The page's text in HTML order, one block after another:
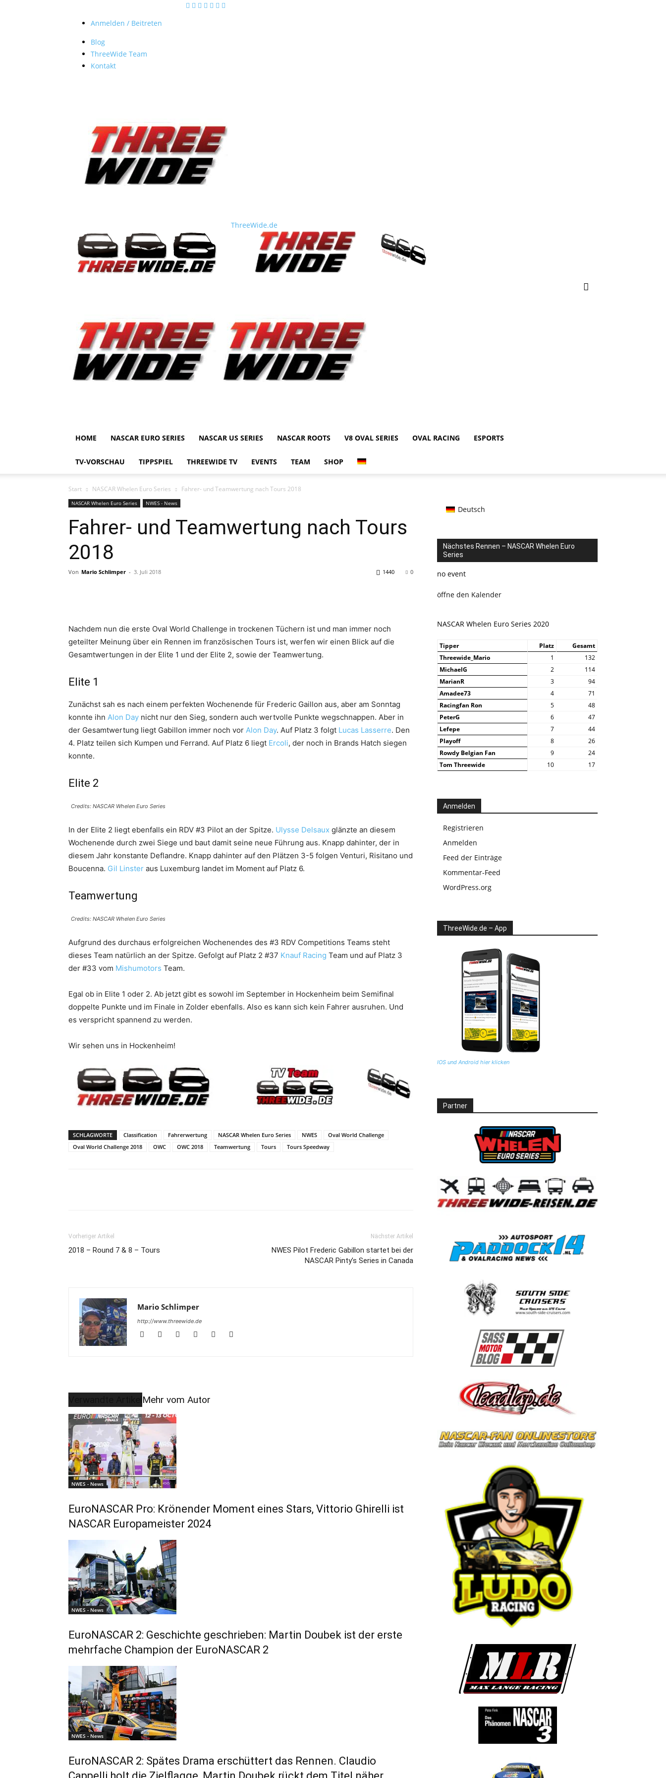
Anmelden / Beitreten
Blog
ThreeWide Team
Kontakt
ThreeWide.de
HOME NASCAR EURO SERIES NASCAR US SERIES NASCAR ROOTS V8 OVAL SERIES OVAL RACING ESPORTS
TV-VORSCHAU TIPPSPIEL THREEWIDE TV EVENTS TEAM SHOP
Start NASCAR Whelen Euro Series Fahrer- und Teamwertung nach Tours 2018
NASCAR Whelen Euro Series NWES - News
Fahrer- und Teamwertung nach Tours
2018
Von Mario Schlimper - 3. Juli 2018 0
1440
Nachdem nun die erste Oval World Challenge in trockenen Tüchern ist und man immer noch
geteilter Meinung über ein Rennen im französischen Tours ist, werfen wir einen Blick auf die
Gesamtwertungen in der Elite 1 und der Elite 2, sowie der Teamwertung.
Elite 1
Zunächst sah es nach einem perfekten Wochenende für Frederic Gaillon aus, aber am Sonntag
konnte ihn Alon Day nicht nur den Sieg, sondern auch wertvolle Punkte wegschnappen. Aber in
der Gesamtwertung liegt Gabillon immer noch vor Alon Day. Auf Platz 3 folgt Lucas Lasserre. Den
4. Platz teilen sich Kumpen und Ferrand. Auf Platz 6 liegt Ercoli, der noch in Brands Hatch siegen
konnte.
Elite 2
Credits: NASCAR Whelen Euro Series
In der Elite 2 liegt ebenfalls ein RDV #3 Pilot an der Spitze. Ulysse Delsaux glänzte an diesem
Wochenende durch zwei Siege und baut damit seine neue Führung aus. Knapp dahinter, der in
diesem Jahr konstante Deflandre. Knapp dahinter auf den Plätzen 3-5 folgen Venturi, Risitano und
Boucenna. Gil Linster aus Luxemburg landet im Moment auf Platz 6.
Teamwertung
Credits: NASCAR Whelen Euro Series
Aufgrund des durchaus erfolgreichen Wochenendes des #3 RDV Competitions Teams steht
dieses Team natürlich an der Spitze. Gefolgt auf Platz 2 #37 Knauf Racing Team und auf Platz 3
der #33 vom Mishumotors Team.
Egal ob in Elite 1 oder 2. Ab jetzt gibt es sowohl im September in Hockenheim beim Semifinal
doppelte Punkte und im Finale in Zolder ebenfalls. Also es kann sich kein Fahrer ausruhen. Und
es verspricht spannend zu werden.
Wir sehen uns in Hockenheim!
SCHLAGWORTE Classification Fahrerwertung NASCAR Whelen Euro Series NWES
Oval World Challenge
Oval World Challenge 2018
OWC OWC 2018 Teamwertung Tours Tours Speedway
Vorheriger Artikel
2018 – Round 7 & 8 – Tours
Nächster Artikel
NWES Pilot Frederic Gabillon startet bei der
NASCAR Pinty’s Series in Canada
Mario Schlimper
http://www.threewide.de
Mehr vom Autor
NWES - News
EuroNASCAR Pro: Krönender Moment eines Stars, Vittorio Ghirelli ist
NASCAR Europameister 2024
NWES - News
EuroNASCAR 2: Geschichte geschrieben: Martin Doubek ist der erste
mehrfache Champion der EuroNASCAR 2
NWES - News
EuroNASCAR 2: Spätes Drama erschüttert das Rennen. Claudio
Deutsch
Nächstes Rennen – NASCAR Whelen Euro
Series
no event
öffne den Kalender
NASCAR Whelen Euro Series 2020
Tipper Platz
Gesamt
Threewide_Mario
1
132
MichaelG
2
114
MarianR
3
94
Amadee73
4
71
Racingfan Ron
5
48
PeterG
6
47
Lefepe
7
44
Playoff
8
26
Rowdy Belgian Fan
9
24
Tom Threewide
10 17
Anmelden
Registrieren
Anmelden
Feed der Einträge
Kommentar-Feed
WordPress.org
ThreeWide.de – App
IOS und Android hier klicken
Partner